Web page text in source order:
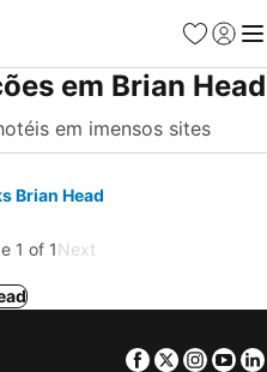
Favoritos
Iniciar
em Brian Head
em imensos sites
Brian Head
1 of 1Next
Facebook
Twitter